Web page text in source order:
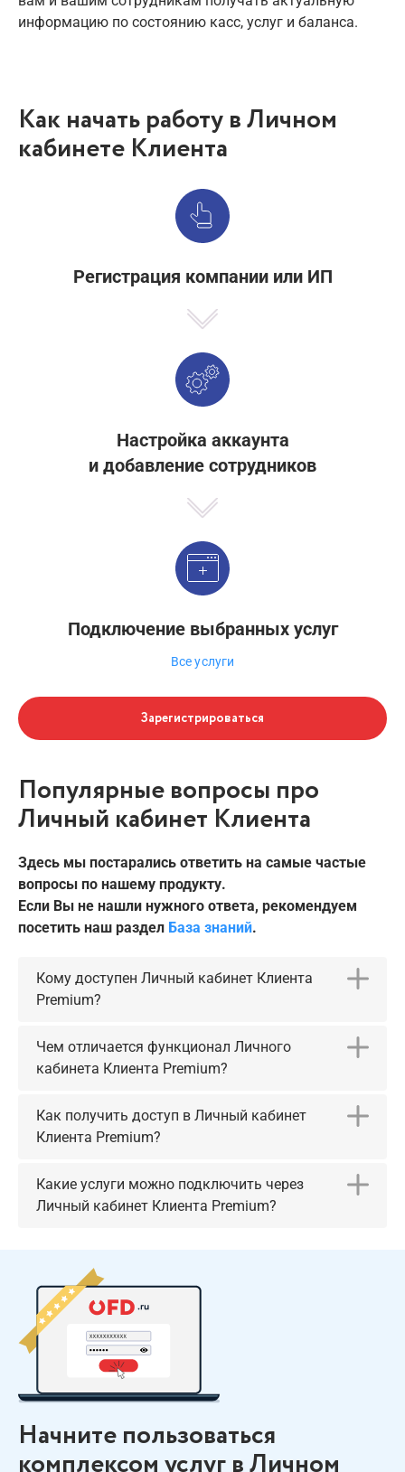
информацию по состоянию касс, услуг и баланса.
Как начать работу в Личном
кабинете Клиента
Регистрация компании или ИП
Настройка аккаунта
и добавление сотрудников
Подключение выбранных услуг
Все услуги
Зарегистрироваться
Популярные вопросы про
Личный кабинет Клиента
Здесь мы постарались ответить на самые частые
вопросы по нашему продукту.
Если Вы не нашли нужного ответа, рекомендуем
посетить наш раздел База знаний.
Кому доступен Личный кабинет Клиента
Premium?
Чем отличается функционал Личного
кабинета Клиента Premium?
Как получить доступ в Личный кабинет
Клиента Premium?
Какие услуги можно подключить через
Личный кабинет Клиента Premium?
Начните пользоваться